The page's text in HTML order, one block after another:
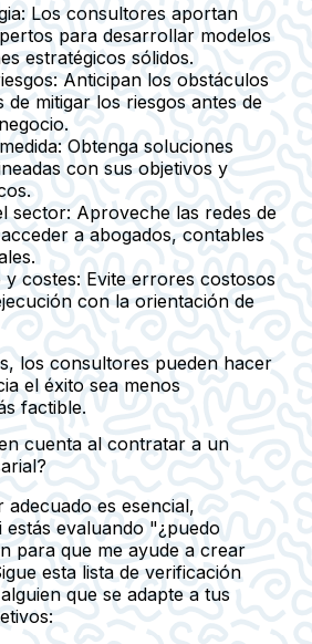
: Los consultores aportan
para desarrollar modelos
estratégicos sólidos.
: Anticipan los obstáculos
mitigar los riesgos antes de
: Obtenga soluciones
con sus objetivos y
sector: Aproveche las redes de
a abogados, contables
costes: Evite errores costosos
con la orientación de
los consultores pueden hacer
el éxito sea menos
factible.
cuenta al contratar a un
es esencial,
evaluando "¿puedo
para que me ayude a crear
esta lista de verificación
que se adapte a tus